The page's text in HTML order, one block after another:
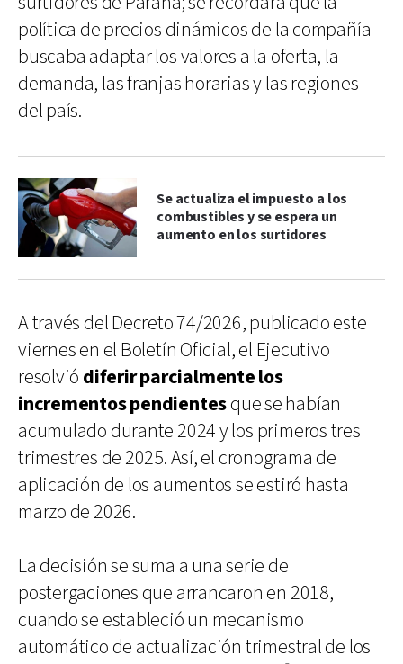
política de precios dinámicos de la compañía
buscaba adaptar los valores a la oferta, la
demanda, las franjas horarias y las regiones
del país.
Se actualiza el impuesto a los
combustibles y se espera un
aumento en los surtidores
A través del Decreto 74/2026, publicado este
viernes en el Boletín Oficial, el Ejecutivo
resolvió diferir parcialmente los
incrementos pendientesque se habían
acumulado durante 2024 y los primeros tres
trimestres de 2025. Así, el cronograma de
aplicación de los aumentos se estiró hasta
marzo de 2026.
La decisión se suma a una serie de
postergaciones que arrancaron en 2018,
cuando se estableció un mecanismo
automático de actualización trimestral de los